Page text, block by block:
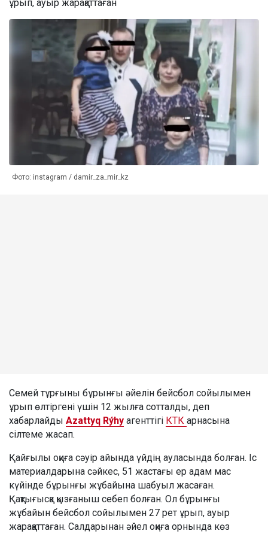
ұрып, ауыр жарақаттаған
Фото: instagram / damir_za_mir_kz
Семей тұрғыны бұрынғы әйелін бейсбол сойылымен
ұрып өлтіргені үшін 12 жылға сотталды, деп
хабарлайды Azattyq Rýhy агенттігі КТК арнасына
сілтеме жасап.
Қайғылы оқиға сәуір айында үйдің ауласында болған. Іс
материалдарына сәйкес, 51 жастағы ер адам мас
күйінде бұрынғы жұбайына шабуыл жасаған.
Қақтығысқа қызғаныш себеп болған. Ол бұрынғы
жұбайын бейсбол сойылымен 27 рет ұрып, ауыр
жарақаттаған. Салдарынан әйел оқиға орнында көз